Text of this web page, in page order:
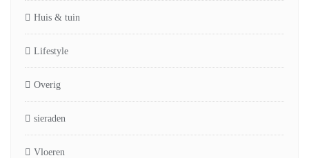
Huis & tuin
Lifestyle
Overig
sieraden
Vloeren